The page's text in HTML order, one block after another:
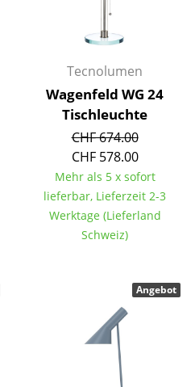
Tecnolumen
Wagenfeld WG 24
Tischleuchte
CHF 674.00
CHF 578.00
Mehr als 5 x sofort
lieferbar, Lieferzeit 2-3
Werktage (Lieferland
Schweiz)
Angebot